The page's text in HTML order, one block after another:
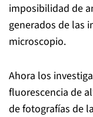
imposibilidad de
generados de las
microscopio.
Ahora los
fluorescencia de
de fotografías de